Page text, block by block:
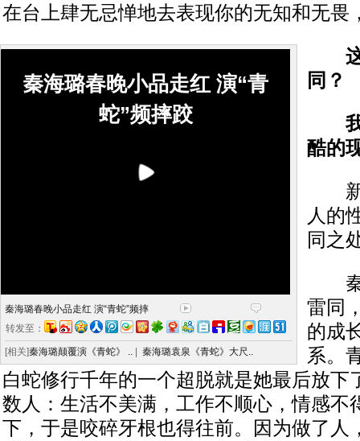
在台上肆无忌惮地去表现你的无知和无畏
秦海璐春晚小品走红 演“青
蛇”频摔跤
秦海璐春晚小品走红 演“青蛇”频摔
转发至：
[相关]秦海璐颠覆演《青蛇》 .. 秦海璐袁泉《青蛇》大尺..
同？
我
酷的
新
人的
同之
秦
雷同
的成
系。
白蛇修行千年的一个超脱就是她最后放下
数人：生活不美满，工作不顺心，情感不
下，于是咬碎牙根也得往前。因为做了人